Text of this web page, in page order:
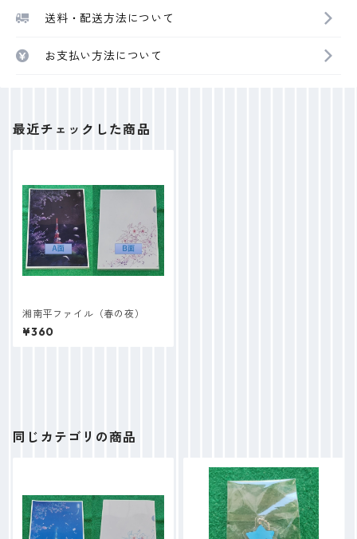
送料・配送方法について
お支払い方法について
最近チェックした商品
湘南平ファイル（春の夜）
¥360
同じカテゴリの商品